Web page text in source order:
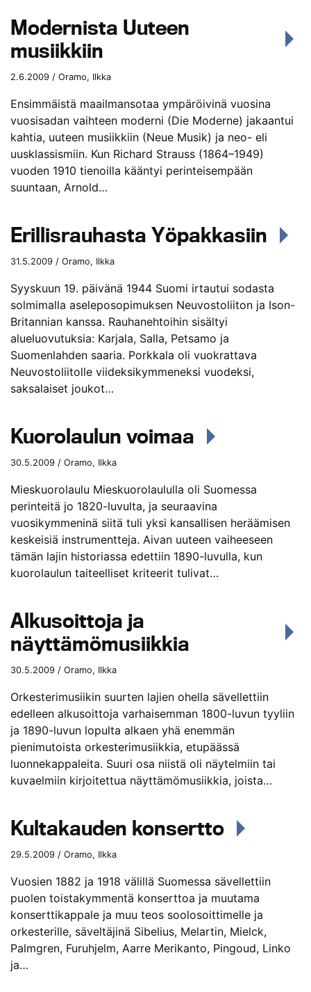
Modernista Uuteen
musiikkiin
2.6.2009 / Oramo, Ilkka
Ensimmäistä maailmansotaa ympäröivinä vuosina
vuosisadan vaihteen moderni (Die Moderne) jakaantui
kahtia, uuteen musiikkiin (Neue Musik) ja neo- eli
uusklassismiin. Kun Richard Strauss (1864–1949)
vuoden 1910 tienoilla kääntyi perinteisempään
suuntaan, Arnold…
Erillisrauhasta Yöpakkasiin
31.5.2009 / Oramo, Ilkka
Syyskuun 19. päivänä 1944 Suomi irtautui sodasta
solmimalla aseleposopimuksen Neuvostoliiton ja Ison-
Britannian kanssa. Rauhanehtoihin sisältyi
alueluovutuksia: Karjala, Salla, Petsamo ja
Suomenlahden saaria. Porkkala oli vuokrattava
Neuvostoliitolle viideksikymmeneksi vuodeksi,
saksalaiset joukot…
Kuorolaulun voimaa
30.5.2009 / Oramo, Ilkka
Mieskuorolaulu Mieskuorolaululla oli Suomessa
perinteitä jo 1820-luvulta, ja seuraavina
vuosikymmeninä siitä tuli yksi kansallisen heräämisen
keskeisiä instrumentteja. Aivan uuteen vaiheeseen
tämän lajin historiassa edettiin 1890-luvulla, kun
kuorolaulun taiteelliset kriteerit tulivat…
Alkusoittoja ja
näyttämömusiikkia
30.5.2009 / Oramo, Ilkka
Orkesterimusiikin suurten lajien ohella sävellettiin
edelleen alkusoittoja varhaisemman 1800-luvun tyyliin
ja 1890-luvun lopulta alkaen yhä enemmän
pienimutoista orkesterimusiikkia, etupäässä
luonnekappaleita. Suuri osa niistä oli näytelmiin tai
kuvaelmiin kirjoitettua näyttämömusiikkia, joista…
Kultakauden konsertto
29.5.2009 / Oramo, Ilkka
Vuosien 1882 ja 1918 välillä Suomessa sävellettiin
puolen toistakymmentä konserttoa ja muutama
konserttikappale ja muu teos soolosoittimelle ja
orkesterille, säveltäjinä Sibelius, Melartin, Mielck,
Palmgren, Furuhjelm, Aarre Merikanto, Pingoud, Linko
ja…